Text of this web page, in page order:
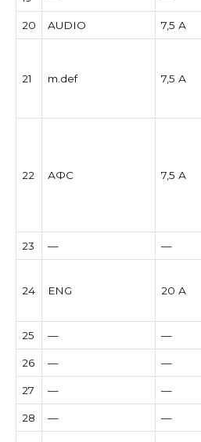
20 AUDIO 7,5 А
21 m.def 7,5 А
22 АФС 7,5 А
23 — —
24 ENG 20 А
25 — —
26 — —
27 — —
28 — —